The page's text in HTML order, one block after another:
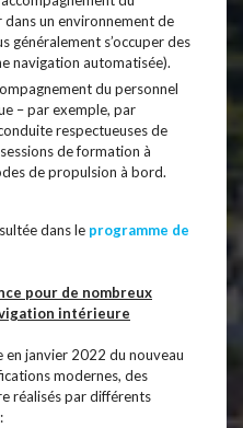
un environnement de
généralement s’occuper des
navigation automatisée).
du personnel
– par exemple, par
respectueuses de
de formation à
de propulsion à bord.
dans le programme de
pour de nombreux
intérieure
en janvier 2022 du nouveau
modernes, des
réalisés par différents